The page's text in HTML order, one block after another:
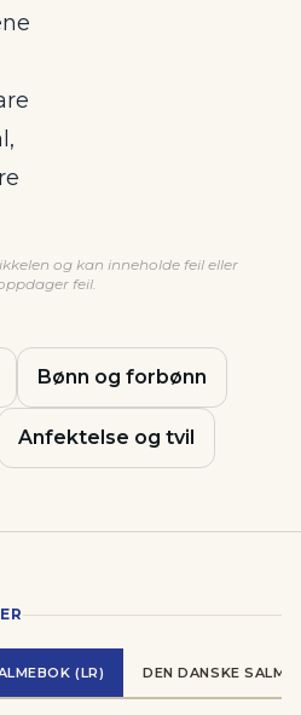
og kan inneholde feil eller
feil.
Bønn og forbønn
Anfektelse og tvil
(LR) DEN DANSKE